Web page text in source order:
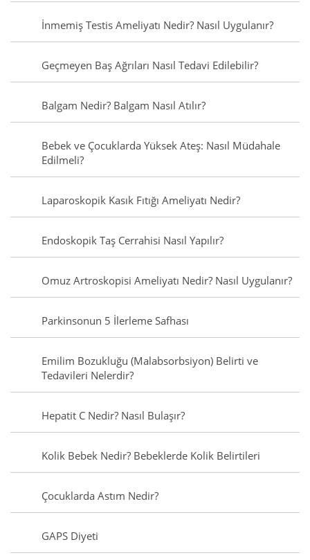
İnmemiş Testis Ameliyatı Nedir? Nasıl Uygulanır?
Geçmeyen Baş Ağrıları Nasıl Tedavi Edilebilir?
Balgam Nedir? Balgam Nasıl Atılır?
Bebek ve Çocuklarda Yüksek Ateş: Nasıl Müdahale
Edilmeli?
Laparoskopik Kasık Fıtığı Ameliyatı Nedir?
Endoskopik Taş Cerrahisi Nasıl Yapılır?
Omuz Artroskopisi Ameliyatı Nedir? Nasıl Uygulanır?
Parkinsonun 5 İlerleme Safhası
Emilim Bozukluğu (Malabsorbsiyon) Belirti ve
Tedavileri Nelerdir?
Hepatit C Nedir? Nasıl Bulaşır?
Kolik Bebek Nedir? Bebeklerde Kolik Belirtileri
Çocuklarda Astım Nedir?
GAPS Diyeti